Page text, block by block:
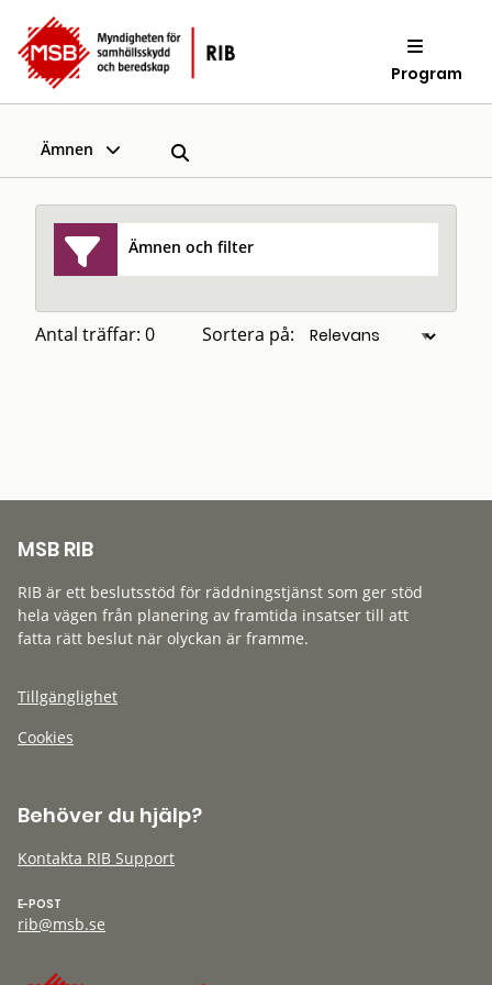
Program
Ämnen
Ämnen och filter
Antal träffar: 0 Sortera på:
MSB RIB
RIB är ett beslutsstöd för räddningstjänst som ger stöd
hela vägen från planering av framtida insatser till att
fatta rätt beslut när olyckan är framme.
Tillgänglighet
Cookies
Behöver du hjälp?
Kontakta RIB Support
E-POST
rib@msb.se